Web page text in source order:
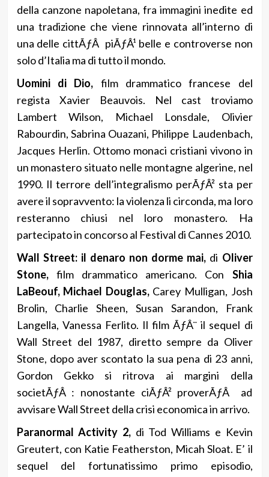
della canzone napoletana, fra immagini inedite ed
una tradizione che viene rinnovata all’interno di
una delle cittÃƒÂ piÃƒÂ¹ belle e controverse non
solo d’Italia ma di tutto il mondo.
Uomini di Dio, film drammatico francese del
regista Xavier Beauvois. Nel cast troviamo
Lambert Wilson, Michael Lonsdale, Olivier
Rabourdin, Sabrina Ouazani, Philippe Laudenbach,
Jacques Herlin. Ottomo monaci cristiani vivono in
un monastero situato nelle montagne algerine, nel
1990. Il terrore dell’integralismo perÃƒÂ² sta per
avere il sopravvento: la violenza li circonda, ma loro
resteranno chiusi nel loro monastero. Ha
partecipato in concorso al Festival di Cannes 2010.
Wall Street: il denaro non dorme mai, di Oliver
Stone, film drammatico americano. Con Shia
LaBeouf, Michael Douglas,Carey Mulligan, Josh
Brolin, Charlie Sheen, Susan Sarandon, Frank
Langella, Vanessa Ferlito. Il film ÃƒÂ¨ il sequel di
Wall Street del 1987, diretto sempre da Oliver
Stone, dopo aver scontato la sua pena di 23 anni,
Gordon Gekko si ritrova ai margini della
societÃƒÂ : nonostante ciÃƒÂ² proverÃƒÂ ad
avvisare Wall Street della crisi economica in arrivo.
Paranormal Activity 2,di Tod Williams e Kevin
Greutert, con Katie Featherston, Micah Sloat. E’ il
sequel del fortunatissimo primo episodio,